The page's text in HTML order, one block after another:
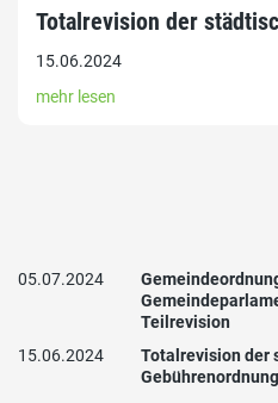
Totalrevision der
15.06.2024
mehr lesen
05.07.2024
Teilrevision
15.06.2024
Totalrevision der
Gebührenordnung